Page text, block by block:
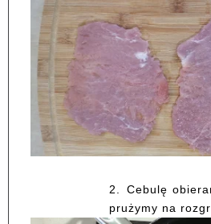
2.
Cebulę
prużymy na